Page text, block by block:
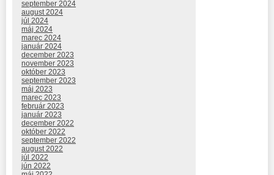
september 2024
august 2024
júl 2024
máj 2024
marec 2024
január 2024
december 2023
november 2023
október 2023
september 2023
máj 2023
marec 2023
február 2023
január 2023
december 2022
október 2022
september 2022
august 2022
júl 2022
jún 2022